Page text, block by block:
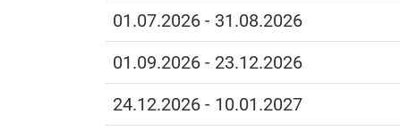
01.07.2026 - 31.08.2026
01.09.2026 - 23.12.2026
24.12.2026 - 10.01.2027